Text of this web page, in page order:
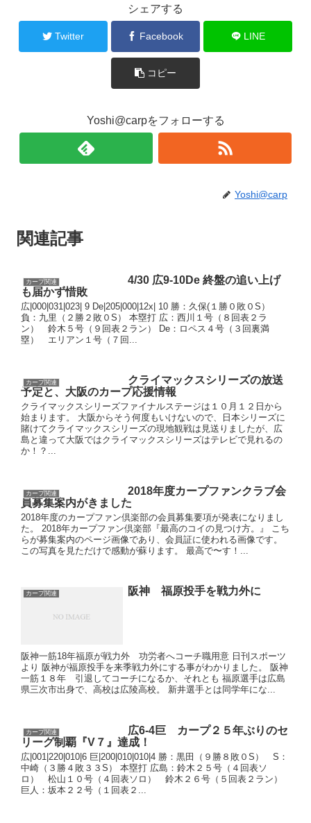
シェアする
Twitter Facebook LINE
コピー
Yoshi@carpをフォローする
Yoshi@carp
関連記事
カープ関連
4/30 広9-10De 終盤の追い上げ
も届かず惜敗
広|000|031|023| 9 De|205|000|12x| 10 勝：久保(１勝０敗０S）
負：九里（２勝２敗０S） 本塁打 広：西川１号（８回表２ラ
ン） 鈴木５号（９回表２ラン） De：ロペス４号（３回裏満
塁） エリアン１号（７回...
カープ関連
クライマックスシリーズの放送
予定と、大阪のカープ応援情報
クライマックスシリーズファイナルステージは１０月１２日から
始まります。 大阪からそう何度もいけないので、日本シリーズに
賭けてクライマックスシリーズの現地観戦は見送りましたが、広
島と違って大阪ではクライマックスシリーズはテレビで見れるの
か！？...
カープ関連
2018年度カープファンクラブ会
員募集案内がきました
2018年度のカープファン倶楽部の会員募集要項が発表になりまし
た。 2018年カープファン倶楽部『最高のコイの見つけ方。』 こち
らが募集案内のページ画像であり、会員証に使われる画像です。
この写真を見ただけで感動が蘇ります。 最高で〜す！...
カープ関連 阪神 福原投手を戦力外に
阪神一筋18年福原が戦力外 功労者へコーチ職用意 日刊スポーツ
より 阪神が福原投手を来季戦力外にする事がわかりました。 阪神
一筋１８年 引退してコーチになるか、それとも 福原選手は広島
県三次市出身で、高校は広陵高校。 新井選手とは同学年にな...
カープ関連
広6-4巨 カープ２５年ぶりのセ
リーグ制覇『V７』達成！
広|001|220|010|6 巨|200|010|010|4 勝：黒田（９勝８敗０S） S：
中崎（３勝４敗３３S） 本塁打 広島：鈴木２５号（４回表ソ
ロ） 松山１０号（４回表ソロ） 鈴木２６号（５回表２ラン）
巨人：坂本２２号（１回表２...